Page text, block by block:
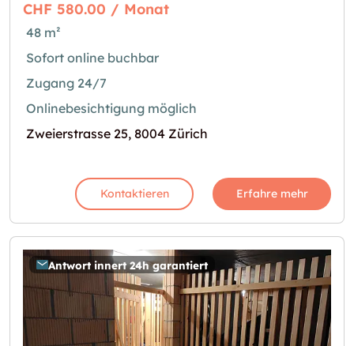
CHF 580.00 / Monat
48 m²
Sofort online buchbar
Zugang 24/7
Onlinebesichtigung möglich
Zweierstrasse 25, 8004 Zürich
Kontaktieren Erfahre mehr
Antwort innert 24h garantiert